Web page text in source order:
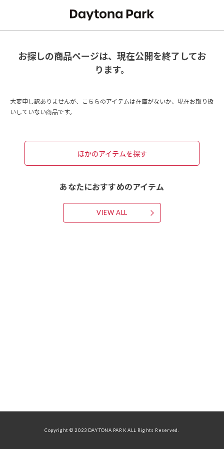
お探しの商品ページは、現在公開を終了してお
ります。
大変申し訳ありませんが、こちらのアイテムは在庫がないか、現在お取り扱
いしていない商品です。
ほかのアイテムを探す
あなたにおすすめのアイテム
VIEW ALL
Copyright © 2023 DAYTONA PARK ALL Rights Reserved.